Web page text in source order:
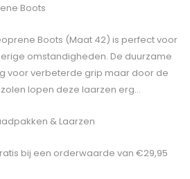
Boots
Boots (Maat 42) is perfect voor
omstandigheden. De duurzame
voor verbeterde grip maar door de
lopen deze laarzen erg…
& Laarzen
bij een orderwaarde van €29,95